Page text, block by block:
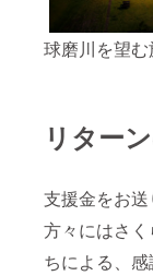
球磨川を望
リター
支援金をお
方々にはさ
ちによる、